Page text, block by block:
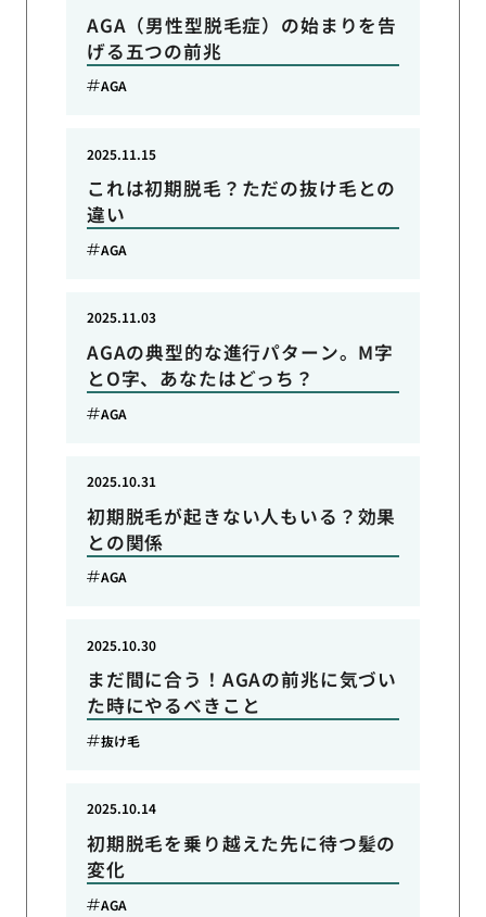
AGA（男性型脱毛症）の始まりを告
げる五つの前兆
AGA
これは初期脱毛？ただの抜け毛との
違い
2025.11.15
AGA
AGAの典型的な進行パターン。M字
とO字、あなたはどっち？
2025.11.03
AGA
初期脱毛が起きない人もいる？効果
との関係
2025.10.31
AGA
まだ間に合う！AGAの前兆に気づい
た時にやるべきこと
2025.10.30
抜け毛
初期脱毛を乗り越えた先に待つ髪の
変化
2025.10.14
AGA